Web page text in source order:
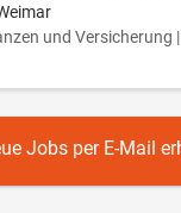
und Versicherung
Jobs per E-Mail